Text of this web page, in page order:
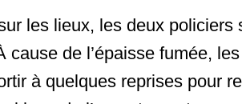
les lieux, les deux policiers
cause de l’épaisse fumée,
à quelques reprises pour